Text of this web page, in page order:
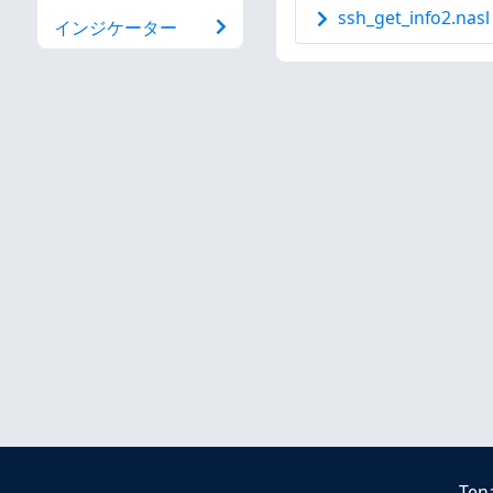
インジケーター ssh_get_info2.nasl